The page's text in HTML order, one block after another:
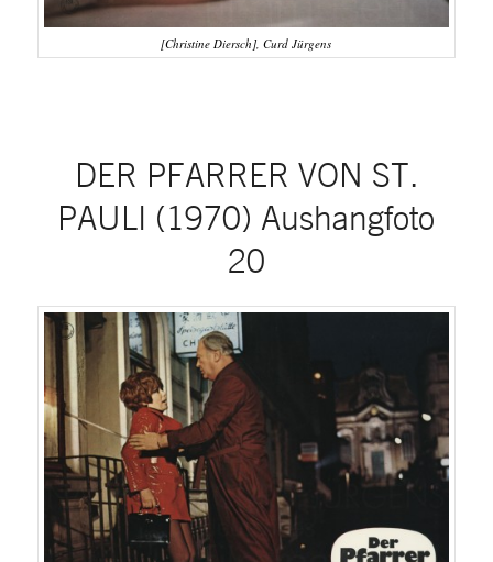
[Christine Diersch], Curd Jürgens
DER PFARRER VON ST.
PAULI (1970) Aushangfoto
20